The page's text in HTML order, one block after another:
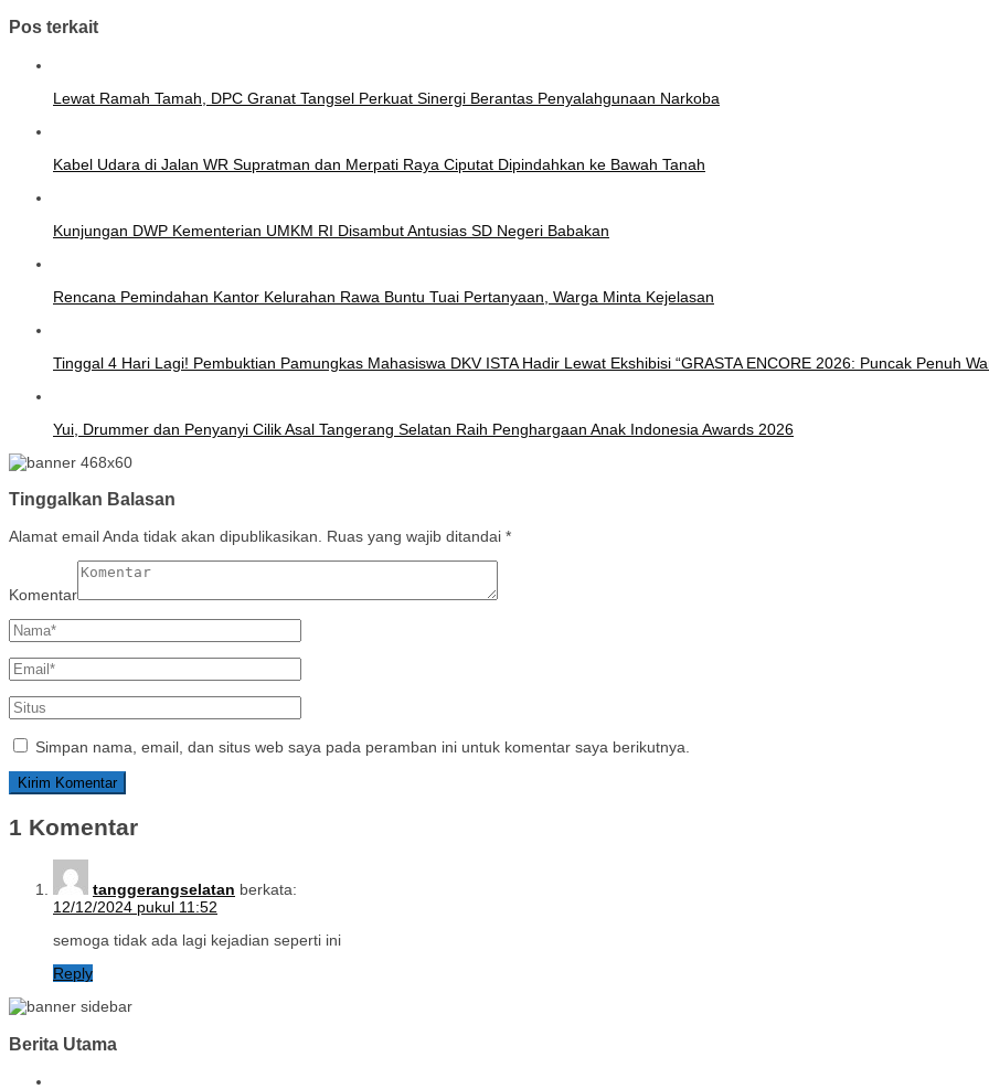
Pos terkait
Lewat Ramah Tamah, DPC Granat Tangsel Perkuat Sinergi Berantas Penyalahgunaan Narkoba
Kabel Udara di Jalan WR Supratman dan Merpati Raya Ciputat Dipindahkan ke Bawah Tanah
Kunjungan DWP Kementerian UMKM RI Disambut Antusias SD Negeri Babakan
Rencana Pemindahan Kantor Kelurahan Rawa Buntu Tuai Pertanyaan, Warga Minta Kejelasan
Tinggal 4 Hari Lagi! Pembuktian Pamungkas Mahasiswa DKV ISTA Hadir Lewat Ekshibisi “GRASTA ENCORE 2026: Puncak Penuh
Yui, Drummer dan Penyanyi Cilik Asal Tangerang Selatan Raih Penghargaan Anak Indonesia Awards 2026
Tinggalkan Balasan
Alamat email Anda tidak akan dipublikasikan. Ruas yang wajib ditandai *
Komentar
Simpan nama, email, dan situs web saya pada peramban ini untuk komentar saya berikutnya.
1 Komentar
tanggerangselatan berkata:
12/12/2024 pukul 11:52
semoga tidak ada lagi kejadian seperti ini
Reply
Berita Utama